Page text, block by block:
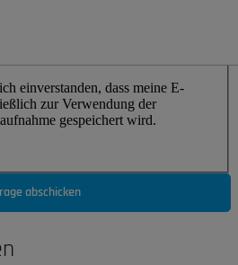
einverstanden, dass meine E-
zur Verwendung der
gespeichert wird.
abschicken